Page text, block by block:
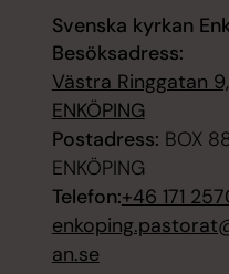
Svenska kyrkan
Besöksadress:
Västra Ringgatan
ENKÖPING
Postadress: BOX
ENKÖPING
Telefon:+46 171
an.se